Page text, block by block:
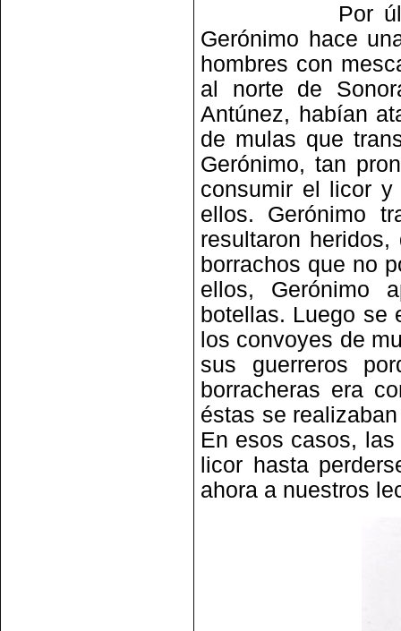
Por último,
Gerónimo hace
hombres con
al norte de
Antúnez, habían
de mulas que
Gerónimo, tan
consumir el licor y
ellos. Gerónimo
resultaron
borrachos que no
ellos, Gerónimo
botellas. Luego se
los convoyes de
sus guerreros
borracheras era
éstas se
En esos casos,
licor hasta
ahora a nuestros